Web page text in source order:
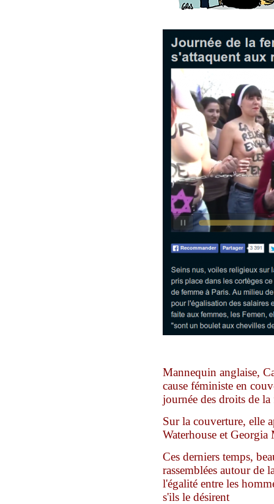
Mannequin anglaise,
cause féministe en
journée des droits de la
Sur la couverture, elle
Waterhouse et Georgia
Ces derniers temps,
rassemblées autour de
l'égalité entre les
s'ils le désirent